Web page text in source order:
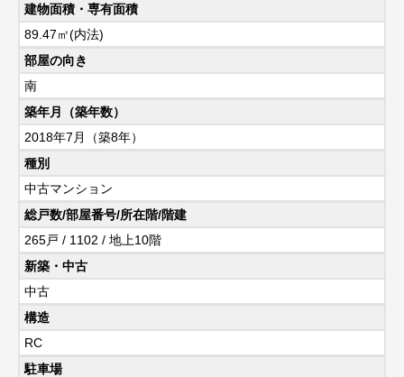
建物面積・専有面積
89.47㎡(内法)
部屋の向き
南
築年月（築年数）
2018年7月（築8年）
種別
中古マンション
総戸数/部屋番号/所在階/階建
265戸 / 1102 / 地上10階
新築・中古
中古
構造
RC
駐車場